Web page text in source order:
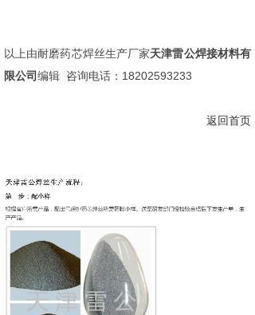
以上由耐磨药芯焊丝生产厂家天津雷公焊接材料有
限公司编辑 咨询电话：18202593233
返回首页